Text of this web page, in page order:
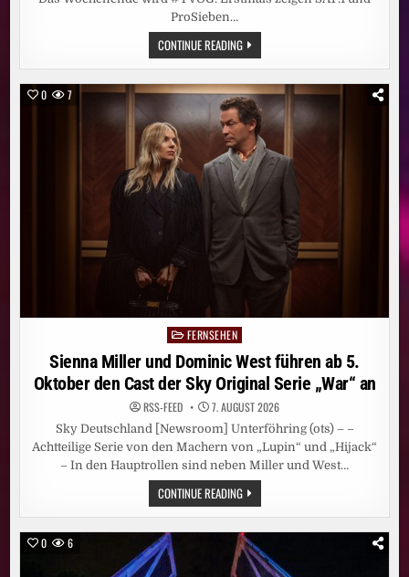
ProSieben…
CONTINUE READINGMIT
„THE
VOICE“
DAS
WOCHENENDE
ZUM
KONZERT:
SAT.1
UND
PROSIEBEN
ZEIGEN
„THE
VOICE
OF
GERMANY“
JEWEILS
FREITAGS
UND
SAMSTAGS
0 7
Posted
in
FERNSEHEN
Sienna Miller und Dominic West führen ab 5.
Oktober den Cast der Sky Original Serie „War“ an
RSS-FEED 7. AUGUST 2026
Sky Deutschland [Newsroom] Unterföhring (ots) – –
Achtteilige Serie von den Machern von „Lupin“ und „Hijack“
– In den Hauptrollen sind neben Miller und West…
CONTINUE READINGSIENNA
MILLER
UND
DOMINIC
WEST
FÜHREN
AB
0 6